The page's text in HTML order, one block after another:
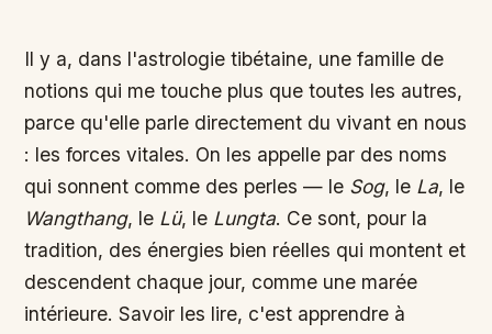
Il y a, dans l'astrologie tibétaine, une famille de
notions qui me touche plus que toutes les autres,
parce qu'elle parle directement du vivant en nous
: les forces vitales. On les appelle par des noms
qui sonnent comme des perles — le Sog, le La, le
Wangthang, le Lü, le Lungta. Ce sont, pour la
tradition, des énergies bien réelles qui montent et
descendent chaque jour, comme une marée
intérieure. Savoir les lire, c'est apprendre à